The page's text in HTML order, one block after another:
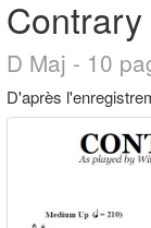
D Maj - 10
D'après